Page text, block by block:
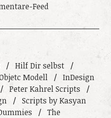
Feed
Hilf Dir selbst
Modell
InDesign
Peter Kahrel Scripts
Scripts by Kasyan
The